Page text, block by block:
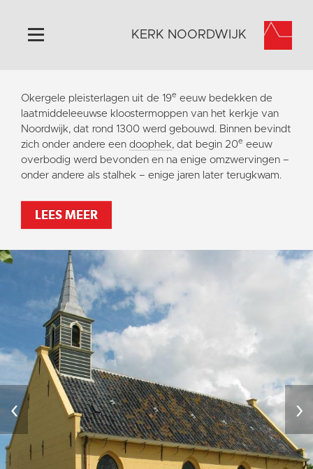
Home
Algemeen
Historie
Omgeving
Activiteiten
Steun ons
Contact
Vaktaal
KERK NOORDWIJK
Okergele pleisterlagen uit de 19e eeuw bedekken de
laatmiddeleeuwse kloostermoppen van het kerkje van
Noordwijk, dat rond 1300 werd gebouwd. Binnen bevindt
zich onder andere een doophek, dat begin 20e eeuw
overbodig werd bevonden en na enige omzwervingen –
onder andere als stalhek – enige jaren later terugkwam.
LEES MEER
‹ ›